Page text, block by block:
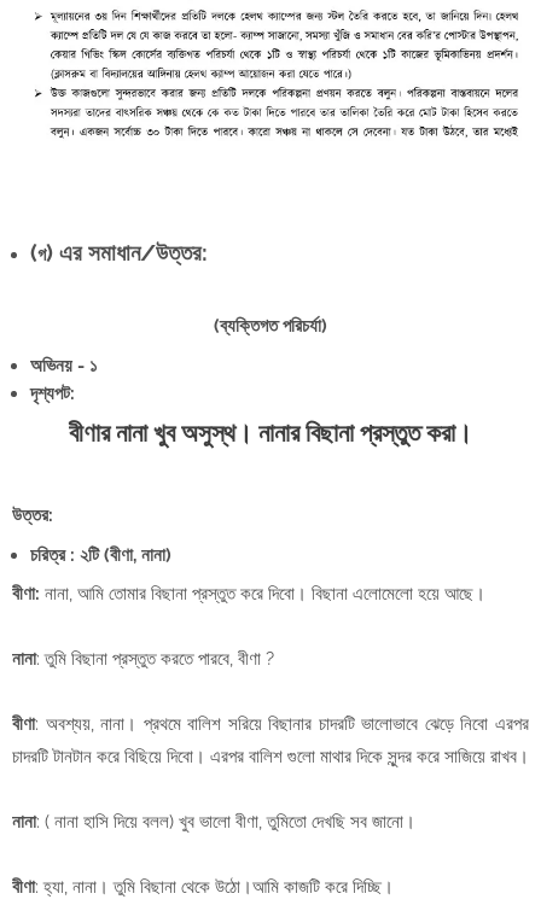
(গ) এর সমাধান/উত্তর:
(ব্যক্তিগত পরিচর্যা)
অভিনয় - ১
দৃশ্যপট:
বীণার নানা খুব অসুস্থ। নানার বিছানা প্রস্তুত করা।
উত্তর:
চরিত্র : ২টি (বীণা, নানা)
বীণা: নানা, আমি তোমার বিছানা প্রস্তুত করে দিবো। বিছানা এলোমেলো হয়ে আছে।
নানা: তুমি বিছানা প্রস্তুত করতে পারবে, বীণা ?
বীণা: অবশ্যয়, নানা। প্রথমে বালিশ সরিয়ে বিছানার চাদরটি ভালোভাবে ঝেড়ে নিবো এরপর
চাদরটি টানটান করে বিছিয়ে দিবো। এরপর বালিশ গুলো মাথার দিকে সুন্দর করে সাজিয়ে রাখব।
নানা: ( নানা হাসি দিয়ে বলল) খুব ভালো বীণা, তুমিতো দেখছি সব জানো।
বীণা: হ্যা, নানা। তুমি বিছানা থেকে উঠো।আমি কাজটি করে দিচ্ছি।